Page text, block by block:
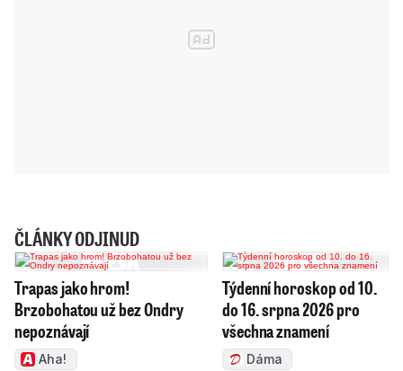
ČLÁNKY ODJINUD
Trapas jako hrom!
Brzobohatou už bez Ondry
nepoznávají
Aha!
Týdenní horoskop od 10.
do 16. srpna 2026 pro
všechna znamení
Dáma